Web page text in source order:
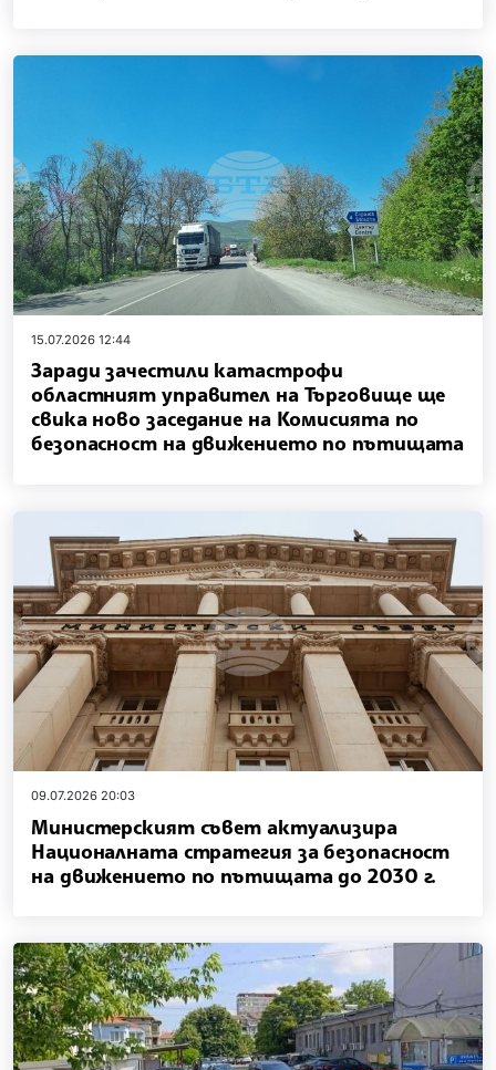
15.07.2026 12:44
Заради зачестили катастрофи
областният управител на Търговище ще
свика ново заседание на Комисията по
безопасност на движението по пътищата
09.07.2026 20:03
Министерският съвет актуализира
Националната стратегия за безопасност
на движението по пътищата до 2030 г.